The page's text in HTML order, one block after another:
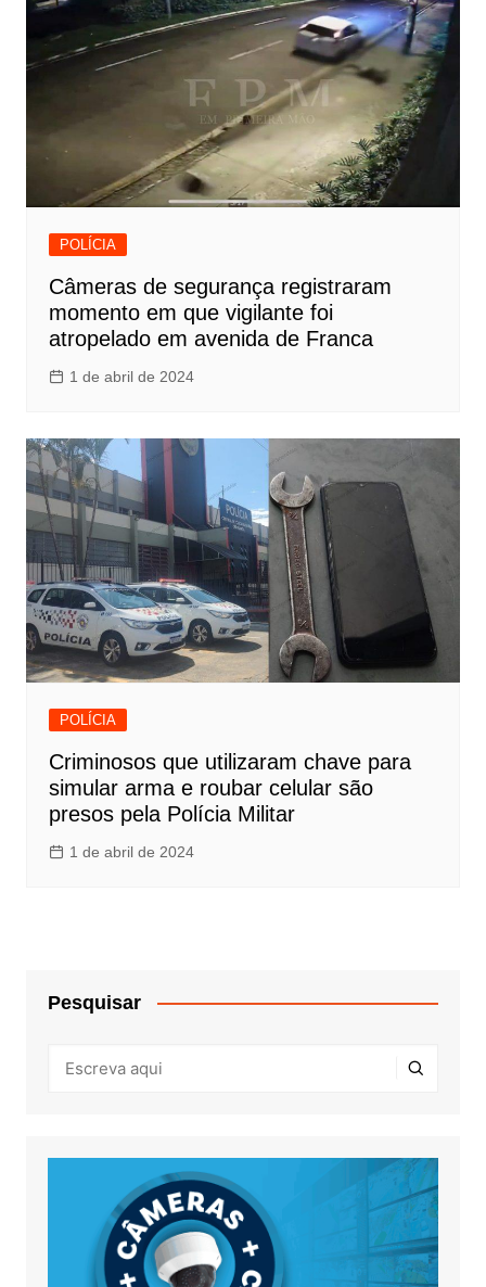
POLÍCIA
Câmeras de segurança registraram
momento em que vigilante foi
atropelado em avenida de Franca
1 de abril de 2024
POLÍCIA
Criminosos que utilizaram chave para
simular arma e roubar celular são
presos pela Polícia Militar
1 de abril de 2024
Pesquisar